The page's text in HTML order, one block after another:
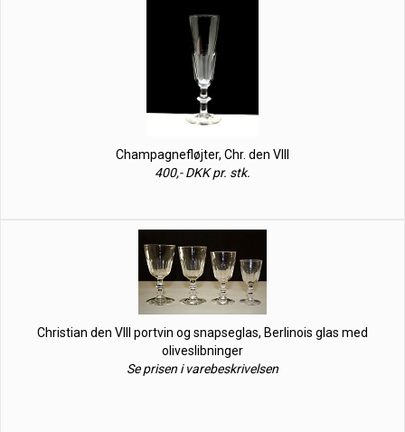
Champagnefløjter, Chr. den VIII
400,- DKK pr. stk.
Christian den VIII portvin og snapseglas, Berlinois glas med
oliveslibninger
Se prisen i varebeskrivelsen